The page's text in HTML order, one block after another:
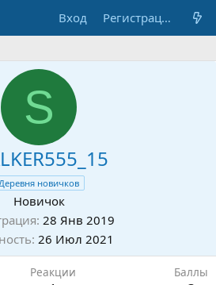
Вход Регистрация
S
новичков
Новичок
28 Янв 2019
26 Июл 2021
Реакции Баллы